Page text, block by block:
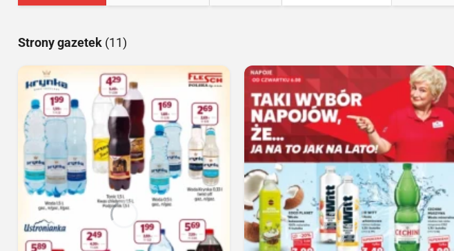
Strony gazetek (11)